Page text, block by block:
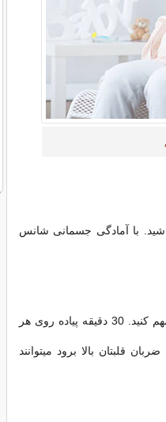
با آمادگی جسمانی شانس
در طی 9 ماه بارداری میتوانید بدنتان را آماده این اتفاق مهم کنید. 30 دقیقه پیاده روی هر
قلبتان بالا برود میتوانند